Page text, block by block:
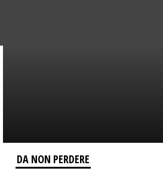
DA NON PERDERE